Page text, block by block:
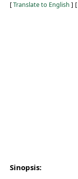
[Translate to English ] [
Sinopsis: